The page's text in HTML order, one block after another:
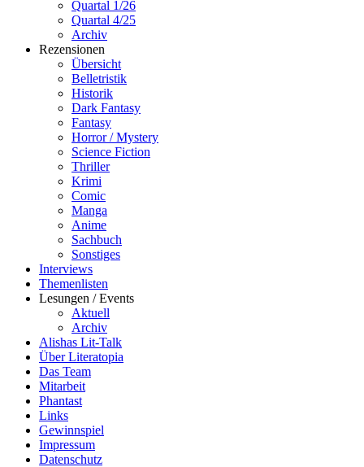
Quartal 1/26
Quartal 4/25
Archiv
Rezensionen
Übersicht
Belletristik
Historik
Dark Fantasy
Fantasy
Horror / Mystery
Science Fiction
Thriller
Krimi
Comic
Manga
Anime
Sachbuch
Sonstiges
Interviews
Themenlisten
Lesungen / Events
Aktuell
Archiv
Alishas Lit-Talk
Über Literatopia
Das Team
Mitarbeit
Phantast
Links
Gewinnspiel
Impressum
Datenschutz